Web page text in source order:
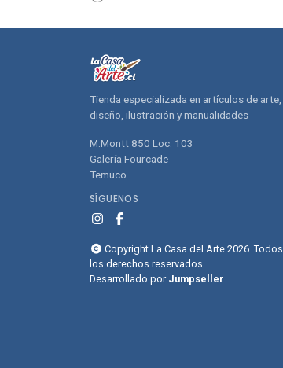
compras
Tienda especializada en artículos de arte,
diseño, ilustración y manualidades
M.Montt 850 Loc. 103
Galería Fourcade
Temuco
SÍGUENOS
Copyright La Casa del Arte 2026. Todos
los derechos reservados.
Desarrollado por Jumpseller.